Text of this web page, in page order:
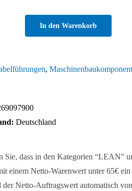
In den Warenkorb
,
Deutschland
Sie, dass in den Kategorien “LEAN”
einem Netto-Warenwert unter 65€
Netto-Auftragswert automatisch